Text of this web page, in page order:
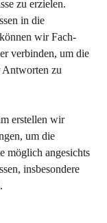
zu erzielen.
in die
wir Fach-
verbinden, um die
Antworten zu
erstellen wir
um die
möglich angesichts
insbesondere